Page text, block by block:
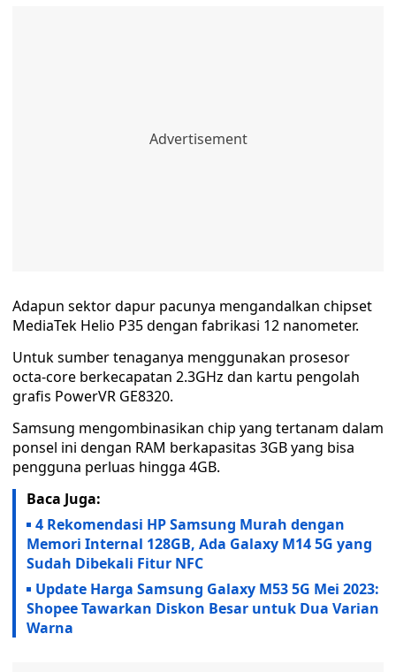
Adapun sektor dapur pacunya mengandalkan chipset
MediaTek Helio P35 dengan fabrikasi 12 nanometer.
Untuk sumber tenaganya menggunakan prosesor
octa-core berkecapatan 2.3GHz dan kartu pengolah
grafis PowerVR GE8320.
Samsung mengombinasikan chip yang tertanam dalam
ponsel ini dengan RAM berkapasitas 3GB yang bisa
pengguna perluas hingga 4GB.
Baca Juga:
4 Rekomendasi HP Samsung Murah dengan
Memori Internal 128GB, Ada Galaxy M14 5G yang
Sudah Dibekali Fitur NFC
Update Harga Samsung Galaxy M53 5G Mei 2023:
Shopee Tawarkan Diskon Besar untuk Dua Varian
Warna